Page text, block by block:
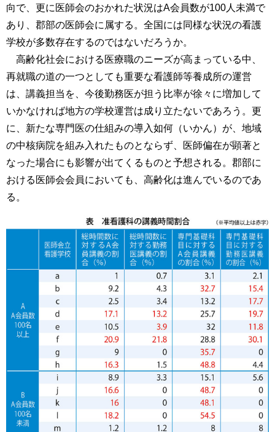
向で、更に医師会のおかれた状況はA会員数が100人未満で
あり、郡部の医師会に属する。全国には同様な状況の看護
学校が多数存在するのではないだろうか。
高齢化社会における医療職のニーズが高まっている中、
再就職の道の一つとしても重要な看護師等養成所の運営
は、講義担当を、今後勤務医が担う比率が徐々に増加して
いかなければ地方の学校運営は成り立たないであろう。更
に、新たな専門医の仕組みの導入如何（いかん）が、地域
の中核病院を組み入れたものとならず、医師偏在が顕著と
なった場合にも影響が出てくるものと予想される。郡部に
おける医師会会員においても、高齢化は進んでいるのであ
る。